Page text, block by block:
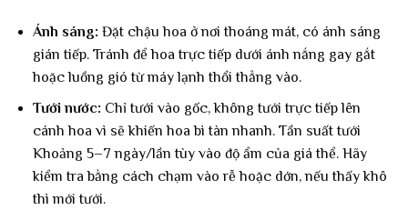
Ánh sáng: Đặt chậu hoa ở nơi thoáng mát, có ánh sáng
gián tiếp. Tránh để hoa trực tiếp dưới ánh nắng gay gắt
hoặc luồng gió từ máy lạnh thổi thẳng vào.
Tưới nước: Chỉ tưới vào gốc, không tưới trực tiếp lên
cánh hoa vì sẽ khiến hoa bì tàn nhanh. Tần suất tưới
Khoảng 5–7 ngày/lần tùy vào độ ẩm của giá thể. Hãy
kiểm tra bằng cách chạm vào rễ hoặc dớn, nếu thấy khô
thì mới tưới.